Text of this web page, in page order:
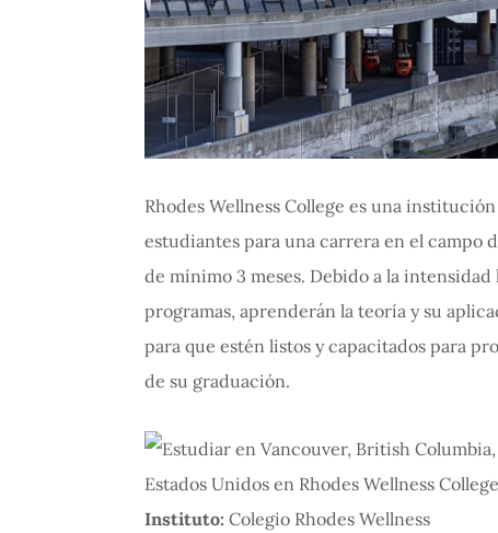
Rhodes Wellness College es una
estudiantes para una carrera en el campo
de mínimo 3 meses. Debido a la
programas, aprenderán la teoría y su
para que estén listos y capacitados para
de su graduación.
Instituto: Colegio Rhodes Wellness